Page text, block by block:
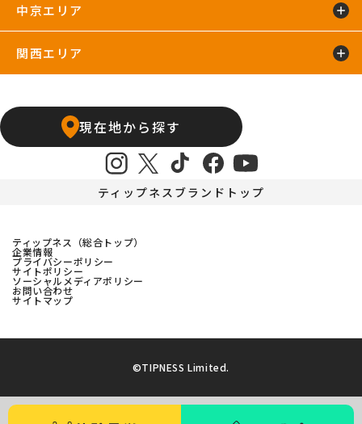
浜松葵東24hours
中京エリア
関西エリア
石橋阪大前24hours京橋店高槻24hours
塚口24hours天王寺店武庫之荘24hours
現在地から探す
ティップネスブランドトップ
ティップネス（総合トップ）
企業情報
プライバシーポリシー
サイトポリシー
ソーシャルメディアポリシー
お問い合わせ
サイトマップ
©TIPNESS Limited.